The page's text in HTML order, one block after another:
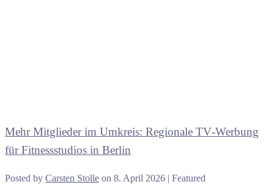
Mehr Mitglieder im Umkreis: Regionale TV‑Werbung
für Fitnessstudios in Berlin
Posted by Carsten Stolle on 8. April 2026 | Featured